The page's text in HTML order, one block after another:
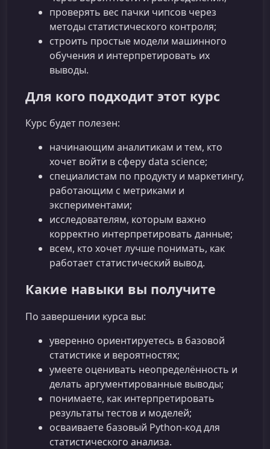
проверять вес пачки чипсов через
методы статистического контроля;
строить простые модели машинного
обучения и интерпретировать их
выводы.
Для кого подходит этот курс
Курс будет полезен:
начинающим аналитикам и тем, кто
хочет войти в сферу data science;
специалистам по продукту и маркетингу,
работающим с метриками и
экспериментами;
исследователям, которым важно
корректно интерпретировать данные;
всем, кто хочет лучше понимать, как
работает статистический вывод.
Какие навыки вы получите
По завершении курса вы:
уверенно ориентируетесь в базовой
статистике и вероятностях;
умеете оценивать неопределённость и
делать аргументированные выводы;
понимаете, как интерпретировать
результаты тестов и моделей;
осваиваете базовый Python-код для
статистического анализа.